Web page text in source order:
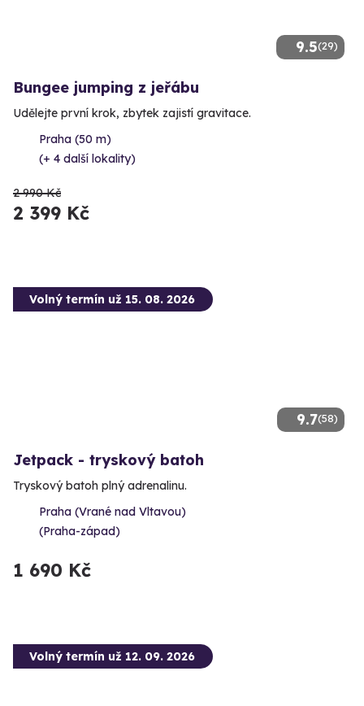
9.5(29)
Bungee jumping z jeřábu
Udělejte první krok, zbytek zajistí gravitace.
Praha (50 m)
(+ 4 další lokality)
2 990 Kč
2 399 Kč
9.7(58)
Volný termín už 15. 08. 2026
Jetpack - tryskový batoh
Tryskový batoh plný adrenalinu.
Praha (Vrané nad Vltavou)
(Praha-západ)
1 690 Kč
Volný termín už 12. 09. 2026